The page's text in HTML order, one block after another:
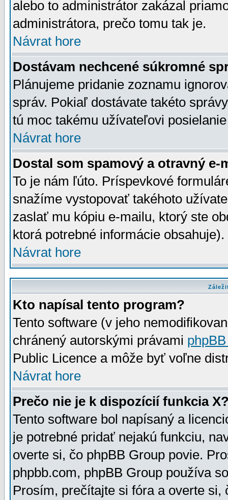
alebo to administrátor zakázal
administrátora, prečo tomu tak je.
Návrat hore
Dostávam nechcené súkromné
Plánujeme pridanie zoznamu
správ. Pokiaľ dostávate takéto
tú moc takému užívateľovi
Návrat hore
Dostal som spamový a otravný e-
To je nám ľúto. Príspevkové
snažíme vystopovať takéhoto
zaslať mu kópiu e-mailu, ktorý ste
ktorá potrebné informácie
Návrat hore
Kto napísal tento program?
Tento software (v jeho
chránený autorskými právami
Public Licence a môže byť voľne
Návrat hore
Prečo nie je k dispozícií funkcia
Tento software bol napísaný a
je potrebné pridať nejakú funkciu,
overte si, čo phpBB Group povie.
phpbb.com, phpBB Group používa
Prosím, prečítajte si fóra a overte